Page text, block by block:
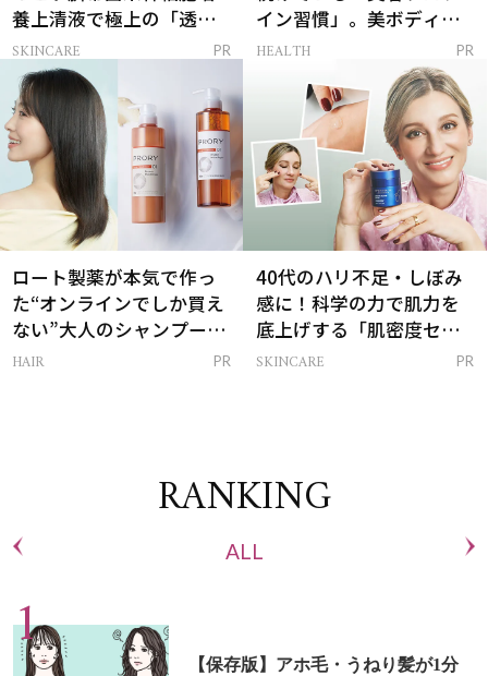
養上清液で極上の「透明
感ハリ肌」へ
SKINCARE PR
イン習慣」。美ボディを
支える朝ルーティンと
HEALTH PR
ロート製薬が本気で作っ
た“オンラインでしか買え
ない”大人のシャンプー＆
トリートメントって？
HAIR PR
40代のハリ不足・しぼみ
感に！科学の力で肌力を
底上げする「肌密度セラ
ム」
SKINCARE PR
RANKING
ALL
【保存版】アホ毛・うねり髪が1分